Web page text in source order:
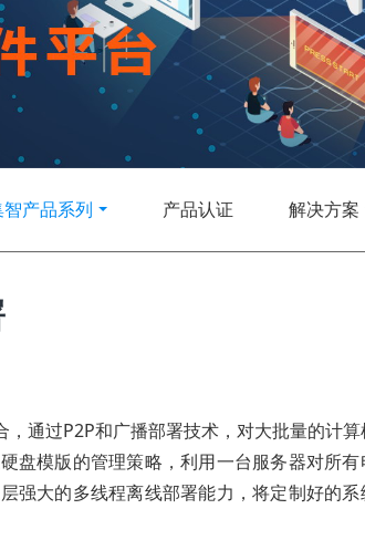
智产品系列 产品认证 解决方案
通过P2P和广播部署技术，对大批量的计
盘模版的管理策略，利用一台服务器对所
强大的多线程离线部署能力，将定制好的系